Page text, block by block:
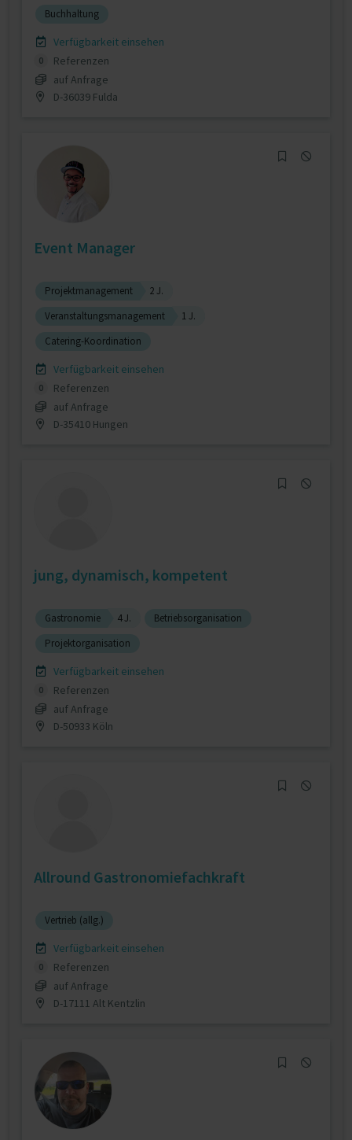
Buchhaltung
Verfügbarkeit einsehen
0
Referenzen
auf Anfrage
D-36039 Fulda
Event Manager
Projektmanagement
2 J.
Veranstaltungsmanagement
1 J.
Catering-Koordination
Verfügbarkeit einsehen
0
Referenzen
auf Anfrage
D-35410 Hungen
jung, dynamisch, kompetent
Gastronomie 4 J.
Betriebsorganisation
Projektorganisation
Verfügbarkeit einsehen
0
Referenzen
auf Anfrage
D-50933 Köln
Allround Gastronomiefachkraft
Vertrieb (allg.)
Verfügbarkeit einsehen
0
Referenzen
auf Anfrage
D-17111 Alt Kentzlin